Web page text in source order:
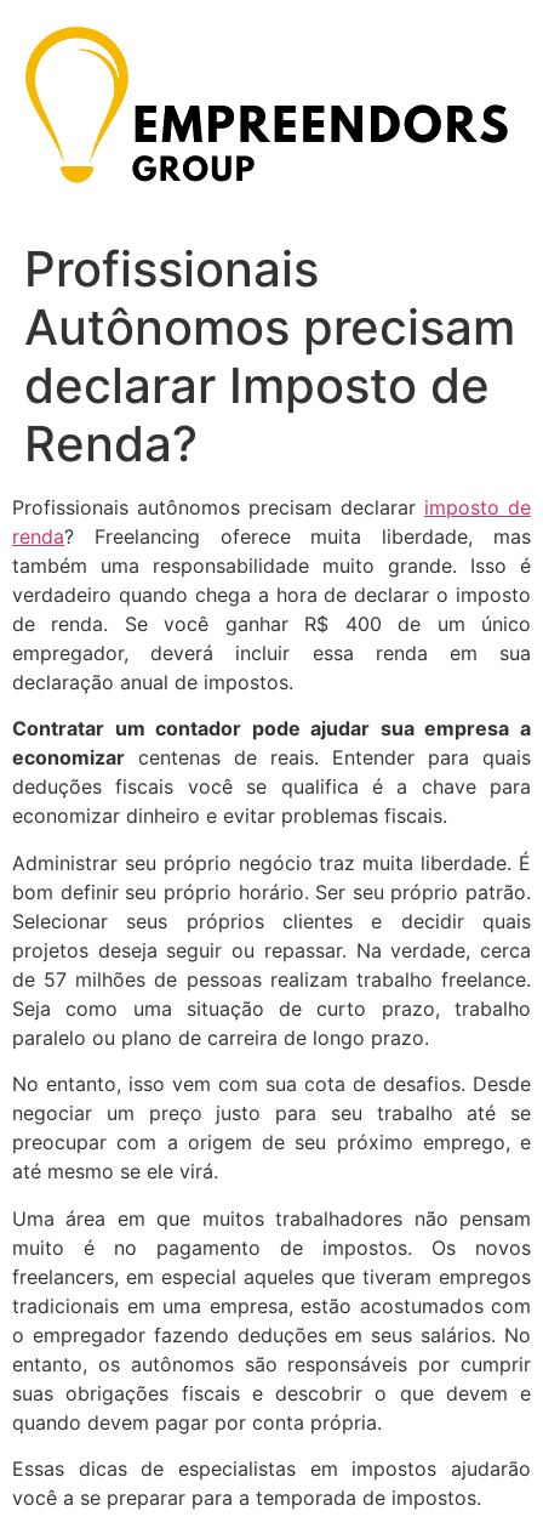
para
conteúdo
Profissionais
Autônomos precisam
declarar Imposto de
Renda?
Profissionais autônomos precisam declarar imposto de
renda? Freelancing oferece muita liberdade, mas
também uma responsabilidade muito grande. Isso é
verdadeiro quando chega a hora de declarar o imposto
de renda. Se você ganhar R$ 400 de um único
empregador, deverá incluir essa renda em sua
declaração anual de impostos.
Contratar um contador pode ajudar sua empresa a
economizar centenas de reais. Entender para quais
deduções fiscais você se qualifica é a chave para
economizar dinheiro e evitar problemas fiscais.
Administrar seu próprio negócio traz muita liberdade. É
bom definir seu próprio horário. Ser seu próprio patrão.
Selecionar seus próprios clientes e decidir quais
projetos deseja seguir ou repassar. Na verdade, cerca
de 57 milhões de pessoas realizam trabalho freelance.
Seja como uma situação de curto prazo, trabalho
paralelo ou plano de carreira de longo prazo.
No entanto, isso vem com sua cota de desafios. Desde
negociar um preço justo para seu trabalho até se
preocupar com a origem de seu próximo emprego, e
até mesmo se ele virá.
Uma área em que muitos trabalhadores não pensam
muito é no pagamento de impostos. Os novos
freelancers, em especial aqueles que tiveram empregos
tradicionais em uma empresa, estão acostumados com
o empregador fazendo deduções em seus salários. No
entanto, os autônomos são responsáveis ​​por cumprir
suas obrigações fiscais e descobrir o que devem e
quando devem pagar por conta própria.
Essas dicas de especialistas em impostos ajudarão
você a se preparar para a temporada de impostos.